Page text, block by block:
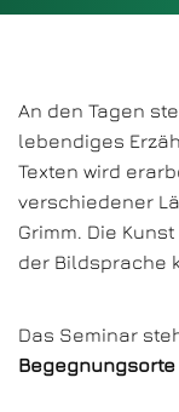
An den Tagen
lebendiges
Texten wird
verschiedener
Grimm. Die
der Bildsprache
Das Seminar